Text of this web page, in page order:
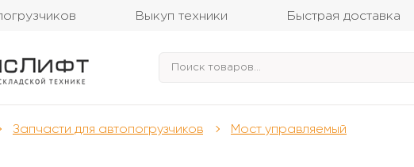
Выкуп техники Быстрая доставка
Запчасти для автопогрузчиков Мост управляемый